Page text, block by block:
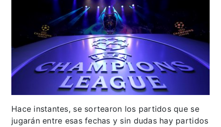
Hace instantes, se sortearon los partidos que se
jugarán entre esas fechas y sin dudas hay partidos